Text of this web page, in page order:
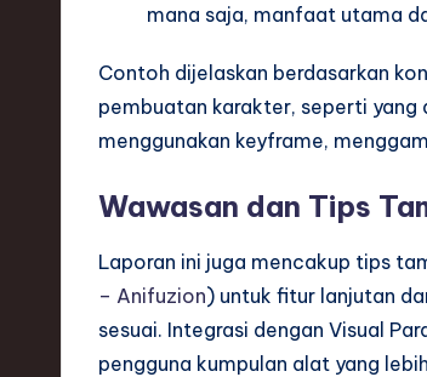
mana saja, manfaat utama
Contoh dijelaskan berdasarkan
pembuatan karakter, seperti yang
menggunakan keyframe,
Wawasan dan Tips
Laporan ini juga mencakup tips
– Anifuzion) untuk fitur lanjutan
sesuai. Integrasi dengan Visual
pengguna kumpulan alat yang